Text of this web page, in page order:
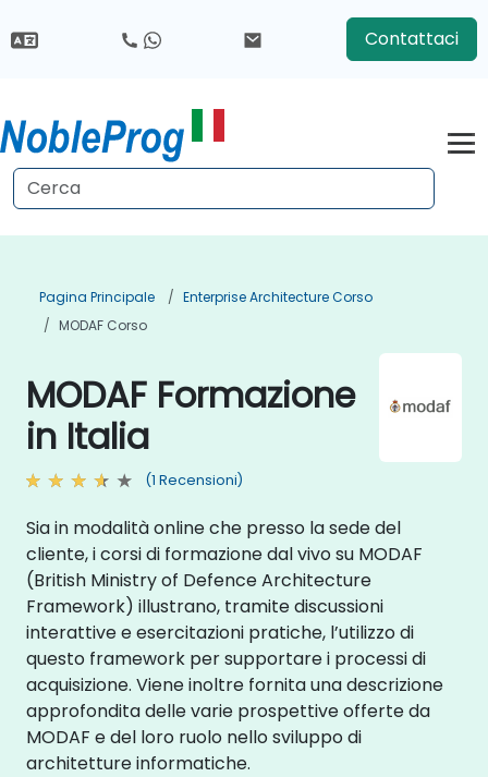
Contattaci
Pagina Principale
Enterprise Architecture Corso
MODAF Corso
MODAF Formazione
in Italia
(1 Recensioni)
Sia in modalità online che presso la sede del
cliente, i corsi di formazione dal vivo su MODAF
(British Ministry of Defence Architecture
Framework) illustrano, tramite discussioni
interattive e esercitazioni pratiche, l’utilizzo di
questo framework per supportare i processi di
acquisizione. Viene inoltre fornita una descrizione
approfondita delle varie prospettive offerte da
MODAF e del loro ruolo nello sviluppo di
architetture informatiche.